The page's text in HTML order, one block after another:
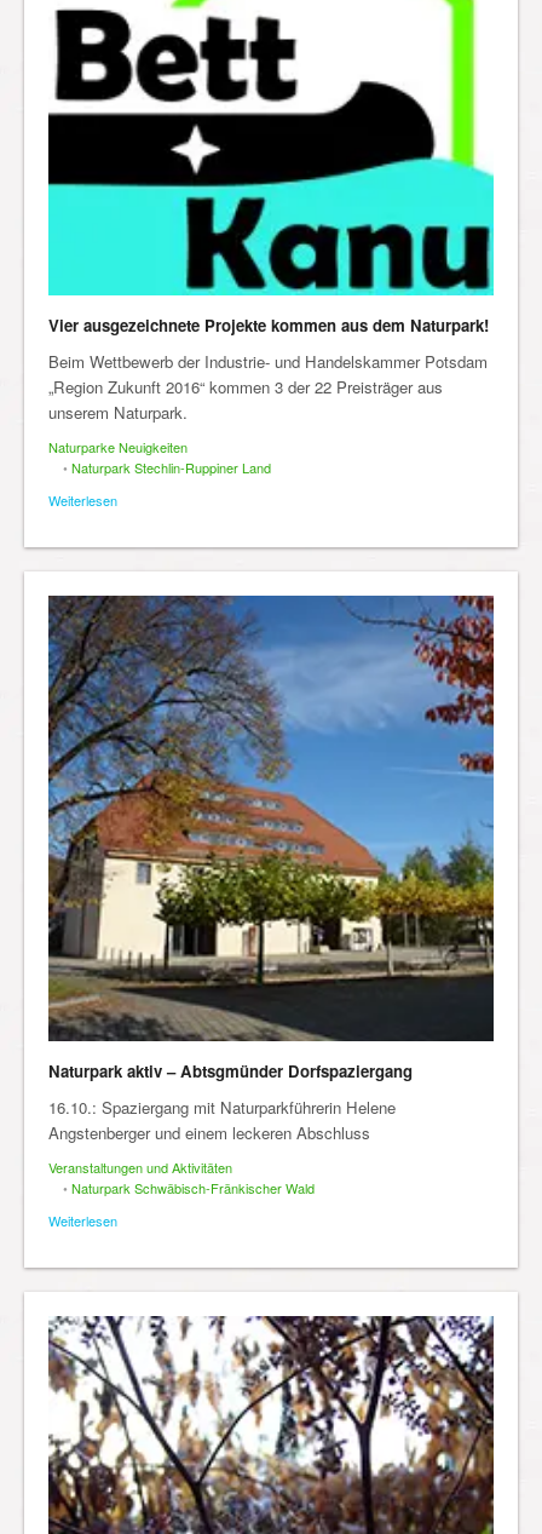
Vier ausgezeichnete Projekte kommen aus dem Naturpark!
Beim Wettbewerb der Industrie- und Handelskammer Potsdam
„Region Zukunft 2016“ kommen 3 der 22 Preisträger aus
unserem Naturpark.
Naturparke Neuigkeiten
• Naturpark Stechlin-Ruppiner Land
Weiterlesen
Naturpark aktiv – Abtsgmünder Dorfspaziergang
16.10.: Spaziergang mit Naturparkführerin Helene
Angstenberger und einem leckeren Abschluss
Veranstaltungen und Aktivitäten
• Naturpark Schwäbisch-Fränkischer Wald
Weiterlesen